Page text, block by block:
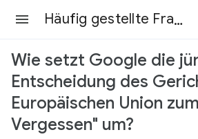
Häufig gestellte Fragen
Wie setzt Google die
Entscheidung des
Europäischen Union
Vergessen" um?